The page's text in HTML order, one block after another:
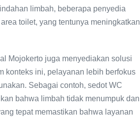
limbah, beberapa penyedia
toilet, yang tentunya meningkatkan
Mojokerto juga menyediakan solusi
konteks ini, pelayanan lebih berfokus
Sebagai contoh, sedot WC
bahwa limbah tidak menumpuk dan
tepat memastikan bahwa layanan